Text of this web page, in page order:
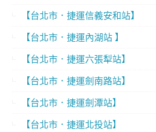
【台北市．捷運信義安和站】
【台北市．捷運內湖站 】
【台北市．捷運六張犁站】
【台北市．捷運劍南路站】
【台北市．捷運劍潭站】
【台北市．捷運北投站】